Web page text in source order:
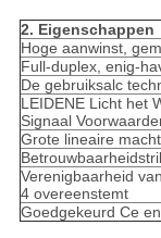
2. Eigenschappen
Hoge aanwinst,
Full-duplex, enig-
De gebruiksalc
LEIDENE Licht het
Signaal
Grote lineaire
Verenigbaarheid
4 overeenstemt
Goedgekeurd Ce